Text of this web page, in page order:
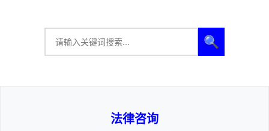
🔍
法律咨询